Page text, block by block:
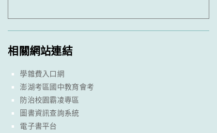
相關網站連結
學雜費入口網
澎湖考區國中教育會考
防治校園霸凌專區
圖書資訊查詢系統
電子書平台